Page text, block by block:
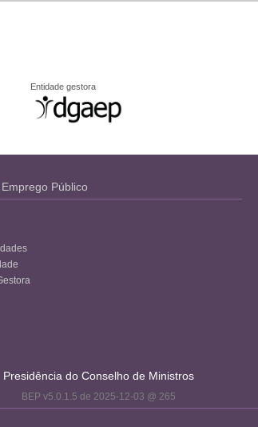
Entidade gestora
Público
Presidência do Conselho de Ministros
BEP v5.0.1.5 de 2025-12-03 @ 265